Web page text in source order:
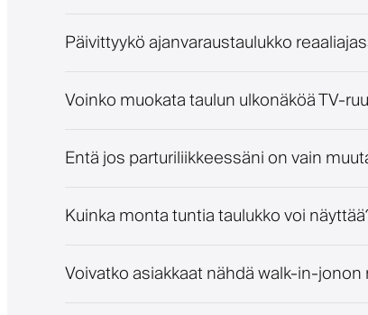
Päivittyykö ajanvaraustaulukko
Voinko muokata taulun ulkonäköä TV-
Entä jos parturiliikkeessäni on vain
Kuinka monta tuntia taulukko voi
Voivatko asiakkaat nähdä walk-in-jonon